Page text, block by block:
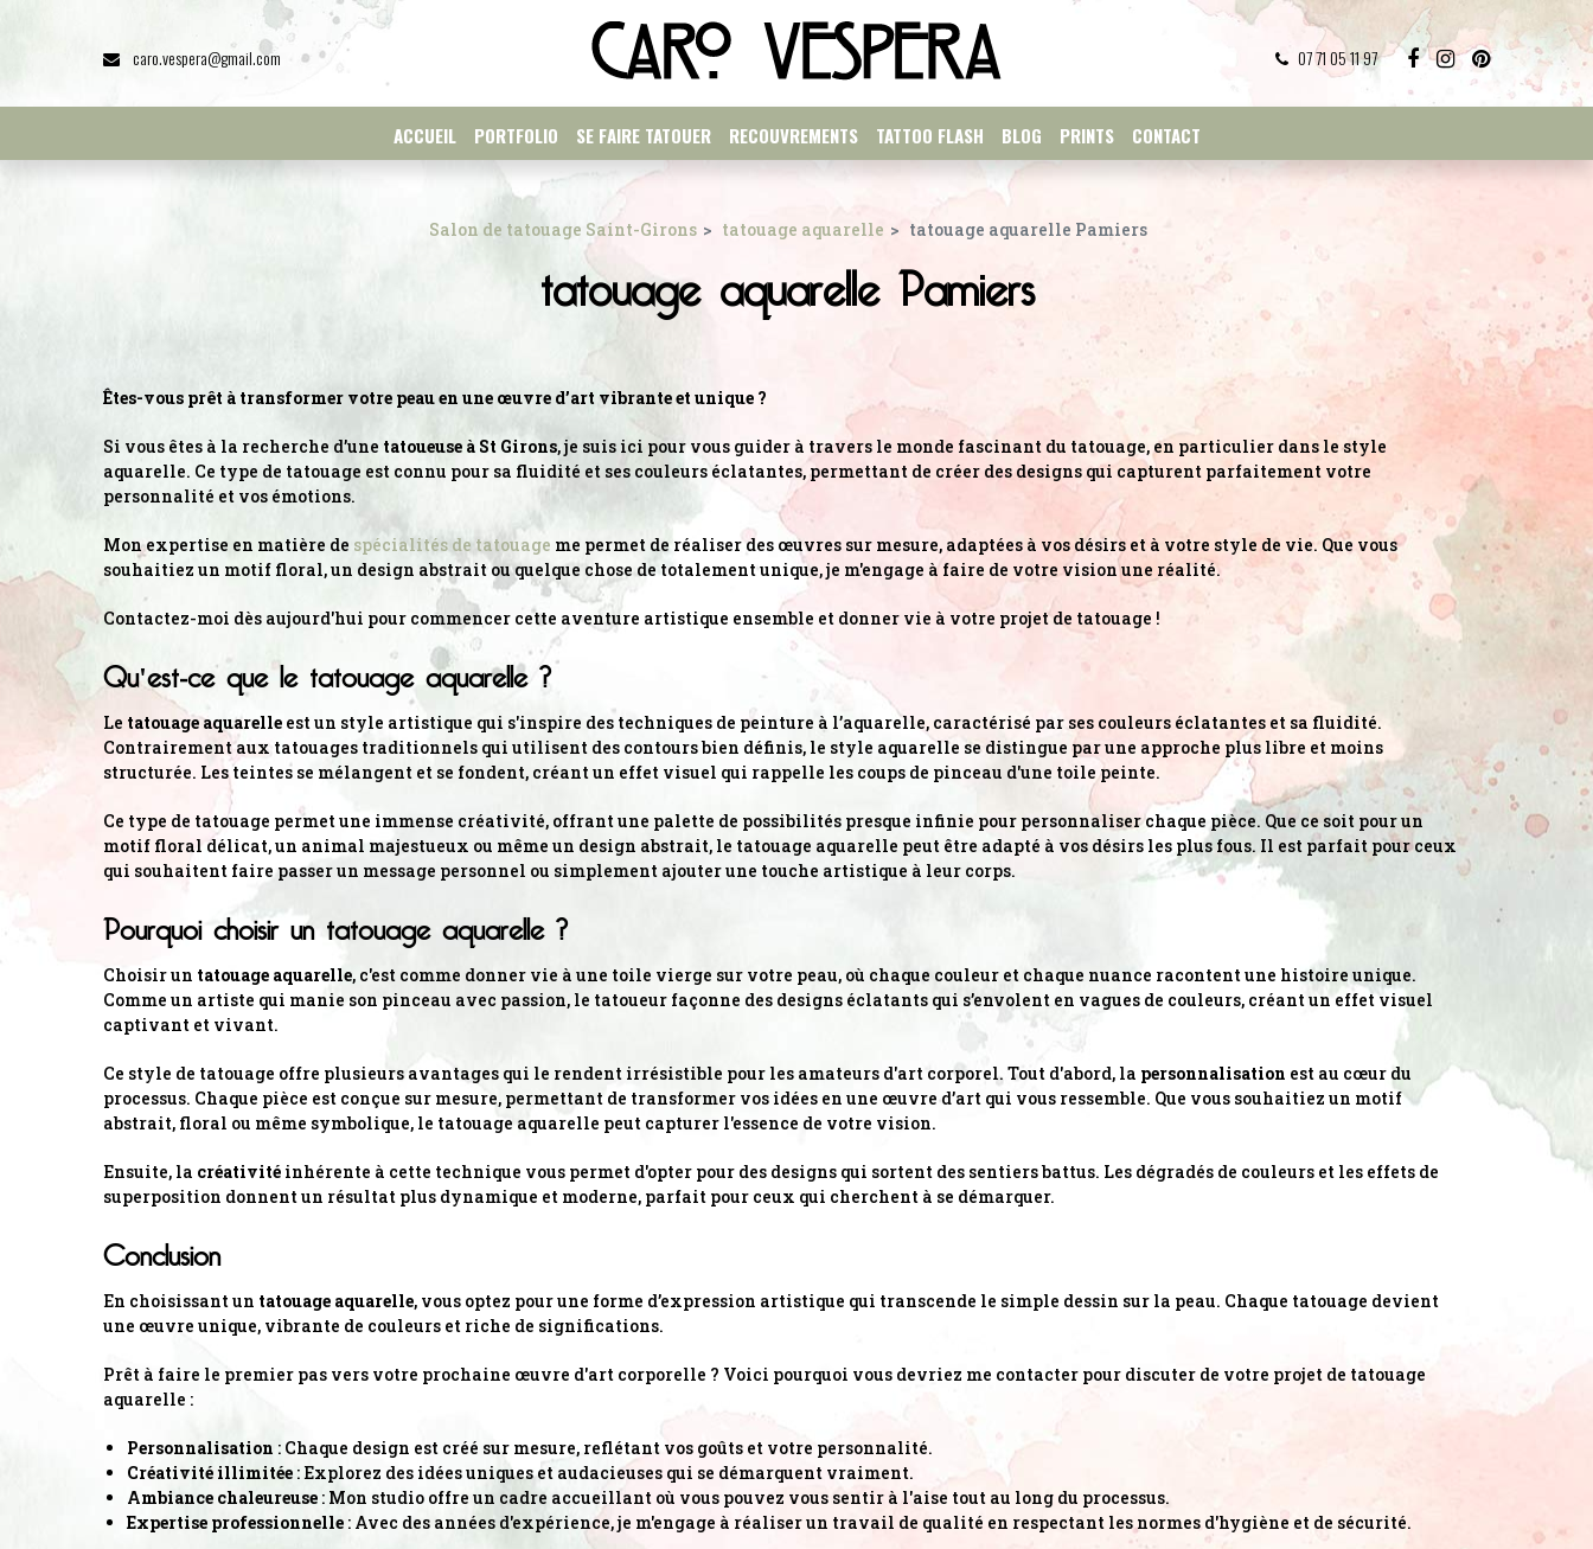
caro.vespera@gmail.com 07 71 05 11 97
ACCUEIL PORTFOLIO SE FAIRE TATOUER RECOUVREMENTS TATTOO FLASH BLOG PRINTS CONTACT
Salon de tatouage Saint-Girons tatouage aquarelle tatouage aquarelle Pamiers
tatouage aquarelle Pamiers
Êtes-vous prêt à transformer votre peau en une œuvre d’art vibrante et unique ?
Si vous êtes à la recherche d’une tatoueuse à St Girons, je suis ici pour vous guider à travers le monde fascinant du tatouage, en particulier dans le style
aquarelle. Ce type de tatouage est connu pour sa fluidité et ses couleurs éclatantes, permettant de créer des designs qui capturent parfaitement votre
personnalité et vos émotions.
Mon expertise en matière de spécialités de tatouage me permet de réaliser des œuvres sur mesure, adaptées à vos désirs et à votre style de vie. Que vous
souhaitiez un motif floral, un design abstrait ou quelque chose de totalement unique, je m'engage à faire de votre vision une réalité.
Contactez-moi dès aujourd'hui pour commencer cette aventure artistique ensemble et donner vie à votre projet de tatouage !
Qu'est-ce que le tatouage aquarelle ?
Le tatouage aquarelle est un style artistique qui s'inspire des techniques de peinture à l’aquarelle, caractérisé par ses couleurs éclatantes et sa fluidité.
Contrairement aux tatouages traditionnels qui utilisent des contours bien définis, le style aquarelle se distingue par une approche plus libre et moins
structurée. Les teintes se mélangent et se fondent, créant un effet visuel qui rappelle les coups de pinceau d'une toile peinte.
Ce type de tatouage permet une immense créativité, offrant une palette de possibilités presque infinie pour personnaliser chaque pièce. Que ce soit pour un
motif floral délicat, un animal majestueux ou même un design abstrait, le tatouage aquarelle peut être adapté à vos désirs les plus fous. Il est parfait pour ceux
qui souhaitent faire passer un message personnel ou simplement ajouter une touche artistique à leur corps.
Pourquoi choisir un tatouage aquarelle ?
Choisir un tatouage aquarelle, c'est comme donner vie à une toile vierge sur votre peau, où chaque couleur et chaque nuance racontent une histoire unique.
Comme un artiste qui manie son pinceau avec passion, le tatoueur façonne des designs éclatants qui s’envolent en vagues de couleurs, créant un effet visuel
captivant et vivant.
Ce style de tatouage offre plusieurs avantages qui le rendent irrésistible pour les amateurs d'art corporel. Tout d'abord, la personnalisation est au cœur du
processus. Chaque pièce est conçue sur mesure, permettant de transformer vos idées en une œuvre d’art qui vous ressemble. Que vous souhaitiez un motif
abstrait, floral ou même symbolique, le tatouage aquarelle peut capturer l'essence de votre vision.
Ensuite, la créativité inhérente à cette technique vous permet d'opter pour des designs qui sortent des sentiers battus. Les dégradés de couleurs et les effets de
superposition donnent un résultat plus dynamique et moderne, parfait pour ceux qui cherchent à se démarquer.
Conclusion
En choisissant un tatouage aquarelle, vous optez pour une forme d’expression artistique qui transcende le simple dessin sur la peau. Chaque tatouage devient
une œuvre unique, vibrante de couleurs et riche de significations.
Prêt à faire le premier pas vers votre prochaine œuvre d'art corporelle ? Voici pourquoi vous devriez me contacter pour discuter de votre projet de tatouage
aquarelle :
Personnalisation : Chaque design est créé sur mesure, reflétant vos goûts et votre personnalité.
Créativité illimitée : Explorez des idées uniques et audacieuses qui se démarquent vraiment.
Ambiance chaleureuse : Mon studio offre un cadre accueillant où vous pouvez vous sentir à l'aise tout au long du processus.
Expertise professionnelle : Avec des années d'expérience, je m'engage à réaliser un travail de qualité en respectant les normes d'hygiène et de sécurité.
Panneau de gestion des cookies